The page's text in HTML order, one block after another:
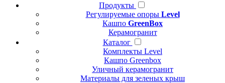
Продукты
Регулируемые опоры Level
Кашпо GreenBox
Керамогранит
Каталог
Комплекты Level
Кашпо Greenbox
Уличный керамогранит
Материалы для зеленых крыш